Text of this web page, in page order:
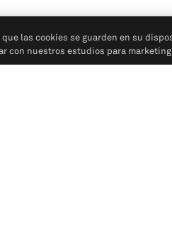
las cookies se guarden en su
con nuestros estudios para